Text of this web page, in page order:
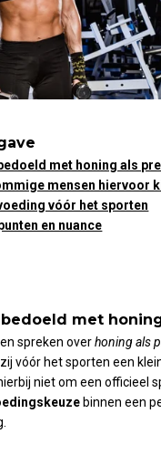
met honing als
mensen hiervoor
vóór het sporten
en nuance
met
spreken overhoning als
vóór het sporten een
niet om een officieel
binnen een